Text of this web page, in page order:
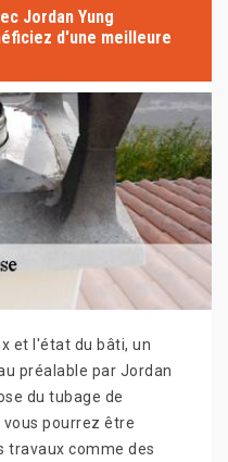
Jordan Yung
d'une meilleure
et l'état du bâti, un
préalable par Jordan
du tubage de
pourrez être
comme des